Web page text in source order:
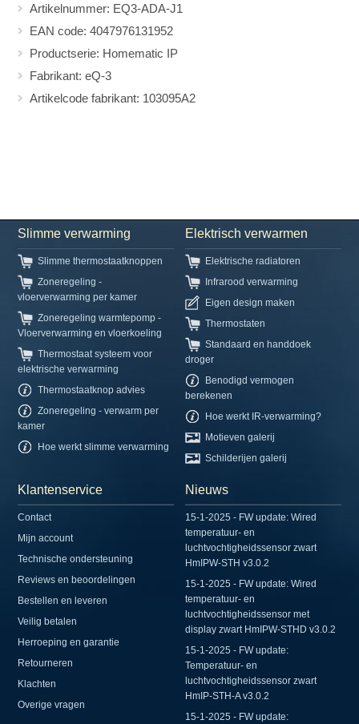
Artikelnummer: EQ3-ADA-J1
EAN code: 4047976131952
Productserie: Homematic IP
Fabrikant: eQ-3
Artikelcode fabrikant: 103095A2
Slimme verwarming
Slimme thermostaatknoppen
Zoneregeling -
vloerverwarming per kamer
Zoneregeling warmtepomp -
Vloerverwarming en vloerkoeling
Thermostaat systeem voor
elektrische verwarming
Thermostaatknop advies
Zoneregeling - verwarm per
kamer
Hoe werkt slimme verwarming
Elektrisch verwarmen
Elektrische radiatoren
Infrarood verwarming
Eigen design maken
Thermostaten
Standaard en handdoek
droger
Benodigd vermogen
berekenen
Hoe werkt IR-verwarming?
Motieven galerij
Schilderijen galerij
Klantenservice
Contact
Mijn account
Technische ondersteuning
Reviews en beoordelingen
Bestellen en leveren
Veilig betalen
Herroeping en garantie
Retourneren
Klachten
Overige vragen
Nieuws
15-1-2025 - FW update: Wired
temperatuur- en
luchtvochtigheidssensor zwart
HmIPW-STH v3.0.2
15-1-2025 - FW update: Wired
temperatuur- en
luchtvochtigheidssensor met
display zwart HmIPW-STHD v3.0.2
15-1-2025 - FW update:
Temperatuur- en
luchtvochtigheidssensor zwart
HmIP-STH-A v3.0.2
15-1-2025 - FW update: